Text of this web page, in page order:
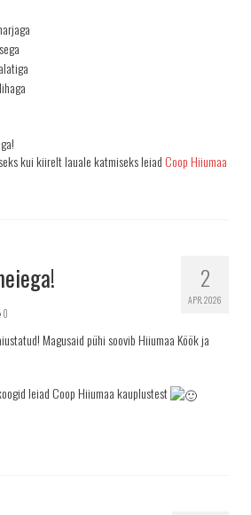
kui kiirelt lauale katmiseks leiad Coop Hiiumaa
2
APR. 2026
0
Magusaid pühi soovib Hiiumaa Köök ja
leiad Coop Hiiumaa kauplustest